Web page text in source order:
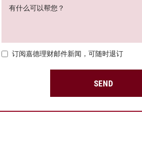
有什么可以帮您？
订阅嘉德理财邮件新闻，可随时退订
SEND